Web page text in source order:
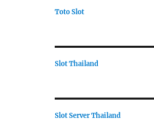
Toto Slot
Slot Thailand
Slot Server Thailand